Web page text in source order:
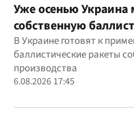
Уже осенью Украина
собственную
вражеским целям
В Украине готовят к
баллистические ракеты
производства
6.08.2026 17:45